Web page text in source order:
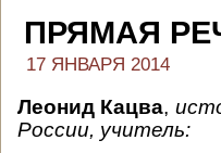
ПРЯМАЯ
17 ЯНВАРЯ 2014
Леонид Кацва,
России, учитель: